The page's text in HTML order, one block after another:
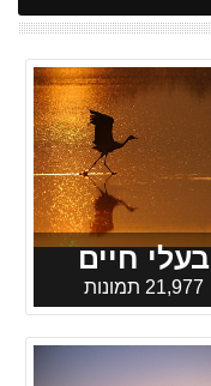
בעלי חיים
21,977 תמונות